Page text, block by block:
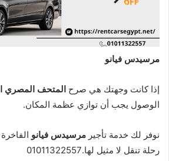
مرسيدس فيانو
إذا كانت وجهتك هي صرح المتحف المصري
الوصول يجب أن توازي عظمة المكان.
نوفر لك خدمة تأجير مرسيدس فيانو الفاخرة
رحلة تنقل لا مثيل لها.01011322557